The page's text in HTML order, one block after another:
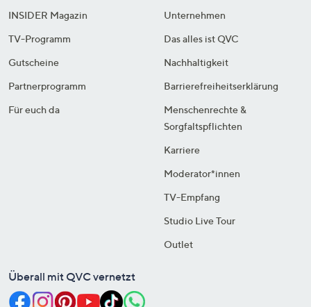
INSIDER Magazin
TV-Programm
Gutscheine
Partnerprogramm
Für euch da
Unternehmen
Das alles ist QVC
Nachhaltigkeit
Barrierefreiheitserklärung
Menschenrechte &
Sorgfaltspflichten
Karriere
Moderator*innen
TV-Empfang
Studio Live Tour
Outlet
Überall mit QVC vernetzt